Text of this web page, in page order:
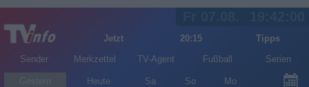
Jetzt 20:15
Tipps
Sender
Merkzettel TV-Agent Fußball Serien
Heute Sa So Mo